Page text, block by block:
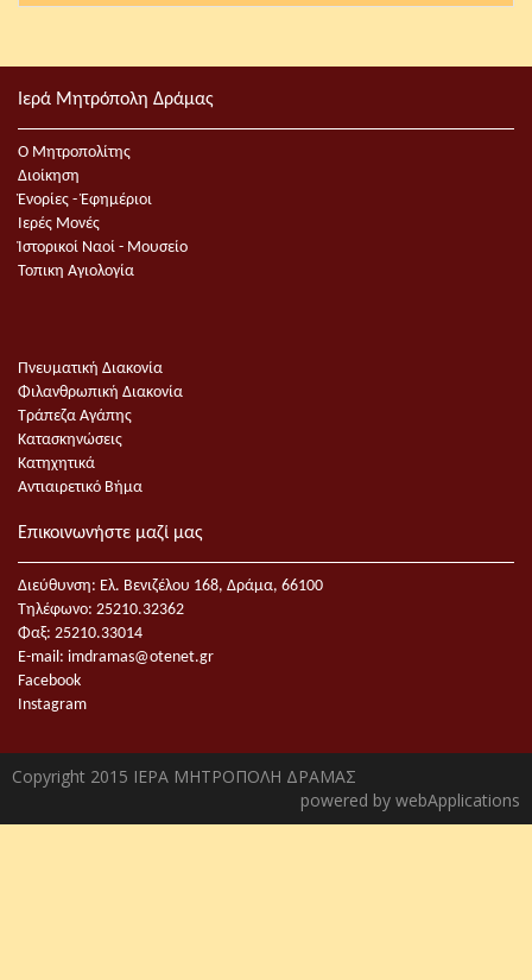
Ιερά Μητρόπολη Δράμας
Ο Μητροπολίτης
Διοίκηση
Ἐνορίες - Ἐφημέριοι
Ιερές Μονές
Ἱστορικοί Ναοί - Μουσείο
Τοπικη Αγιολογία
Πνευματική Διακονία
Φιλανθρωπική Διακονία
Τράπεζα Αγάπης
Κατασκηνώσεις
Κατηχητικά
Αντιαιρετικό Βήμα
Επικοινωνήστε μαζί μας
Διεύθυνση: Ελ. Βενιζέλου 168, Δράμα, 66100
Τηλέφωνο: 25210.32362
Φαξ: 25210.33014
E-mail: imdramas@otenet.gr
Facebook
Instagram
Copyright 2015 ΙΕΡΑ ΜΗΤΡΟΠΟΛΗ ΔΡΑΜΑΣ
powered by webApplications